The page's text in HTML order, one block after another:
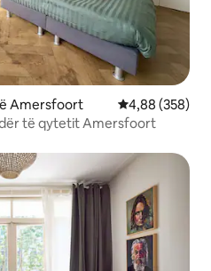
Amersfoort Vlerësimi
4,88 (358)
të qytetit Amersfoort
klientëve